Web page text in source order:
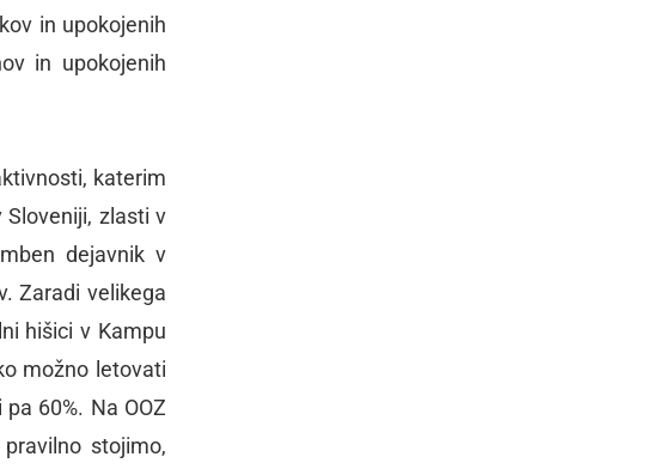
in upokojenih
in upokojenih
katerim
Sloveniji, zlasti v
dejavnik v
Zaradi velikega
hišici v Kampu
možno letovati
60%. Na OOZ
stojimo,